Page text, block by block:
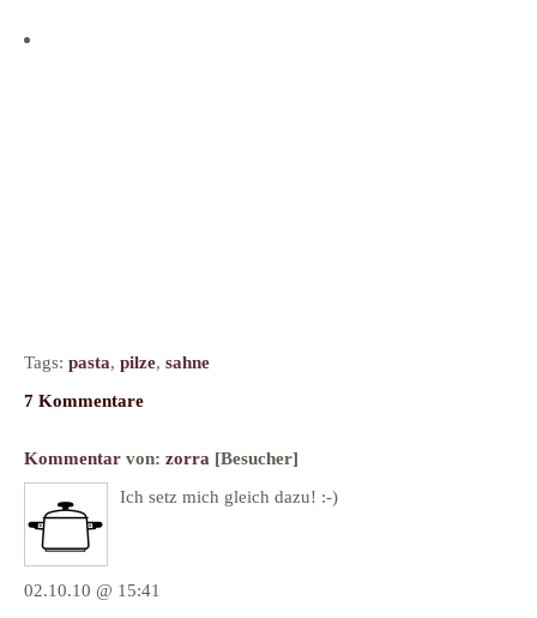
Tags: pasta, pilze, sahne
7 Kommentare
Kommentar von: zorra [Besucher]
Ich setz mich gleich dazu! :-)
02.10.10 @ 15:41